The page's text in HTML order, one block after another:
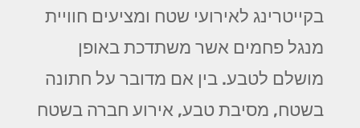
בקייטרינג לאירועי שטח ומציעים חוויית
מנגל פחמים אשר משתדכת באופן
מושלם לטבע. בין אם מדובר על חתונה
בשטח, מסיבת טבע, אירוע חברה בשטח